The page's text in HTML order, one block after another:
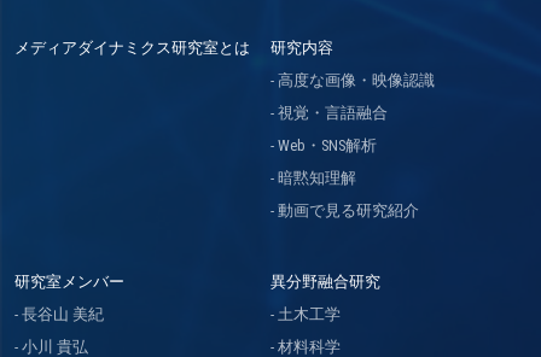
メディアダイナミクス研究室とは
研究内容
高度な画像・映像認識
視覚・言語融合
Web・SNS解析
暗黙知理解
動画で見る研究紹介
研究室メンバー
長谷山 美紀
小川 貴弘
異分野融合研究
土木工学
材料科学